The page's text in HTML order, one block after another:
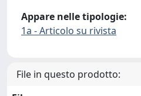
Appare nelle tipologie:
1a - Articolo su rivista
File in questo prodotto: